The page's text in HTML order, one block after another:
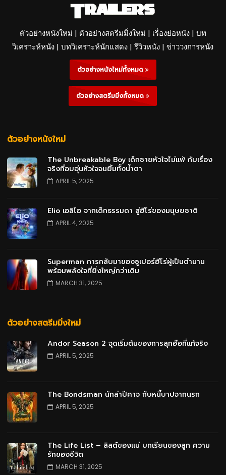
ตัวอย่างหนังใหม่ | ตัวอย่างสตรีมมิ่งใหม่ | เรื่องย่อหนัง | บท
วิเคราะห์หนัง | บทวิเคราะห์นักแสดง | รีวิวหนัง | ข่าววงการหนัง
ตัวอย่างหนังใหม่ทั้งหมด
ตัวอย่างสตรีมมิ่งทั้งหมด
ตัวอย่างหนังใหม่
The Unbreakable Boy เด็กชายหัวใจไม่แพ้ กับเรื่อง
จริงที่อบอุ่นหัวใจจนยิ้มทั้งน้ำตา
APRIL 5, 2025
Elio เอลิโอ จากเด็กธรรมดา สู่ฮีโร่ของมนุษยชาติ
APRIL 4, 2025
Superman การกลับมาของซูเปอร์ฮีโร่ผู้เป็นตำนาน
พร้อมพลังใจที่ยิ่งใหญ่กว่าเดิม
MARCH 31, 2025
ตัวอย่างสตรีมมิ่งใหม่
Andor Season 2 จุดเริ่มต้นของการลุกฮือที่แท้จริง
APRIL 5, 2025
The Bondsman นักล่าปีศาจ กับหนี้บาปจากนรก
APRIL 5, 2025
The Life List – ลิสต์ของแม่ บทเรียนของลูก ความ
รักของชีวิต
MARCH 31, 2025